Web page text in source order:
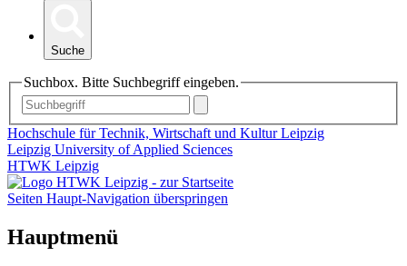
Suche
Suchbox. Bitte Suchbegriff eingeben.
Hochschule für Technik, Wirtschaft und Kultur Leipzig
Leipzig University of Applied Sciences
HTWK Leipzig
Seiten Haupt-Navigation überspringen
Hauptmenü